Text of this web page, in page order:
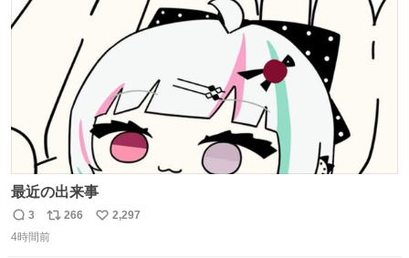
最近の出来事
返
信
3
リ
ポ
266
い
2,297
4時間前